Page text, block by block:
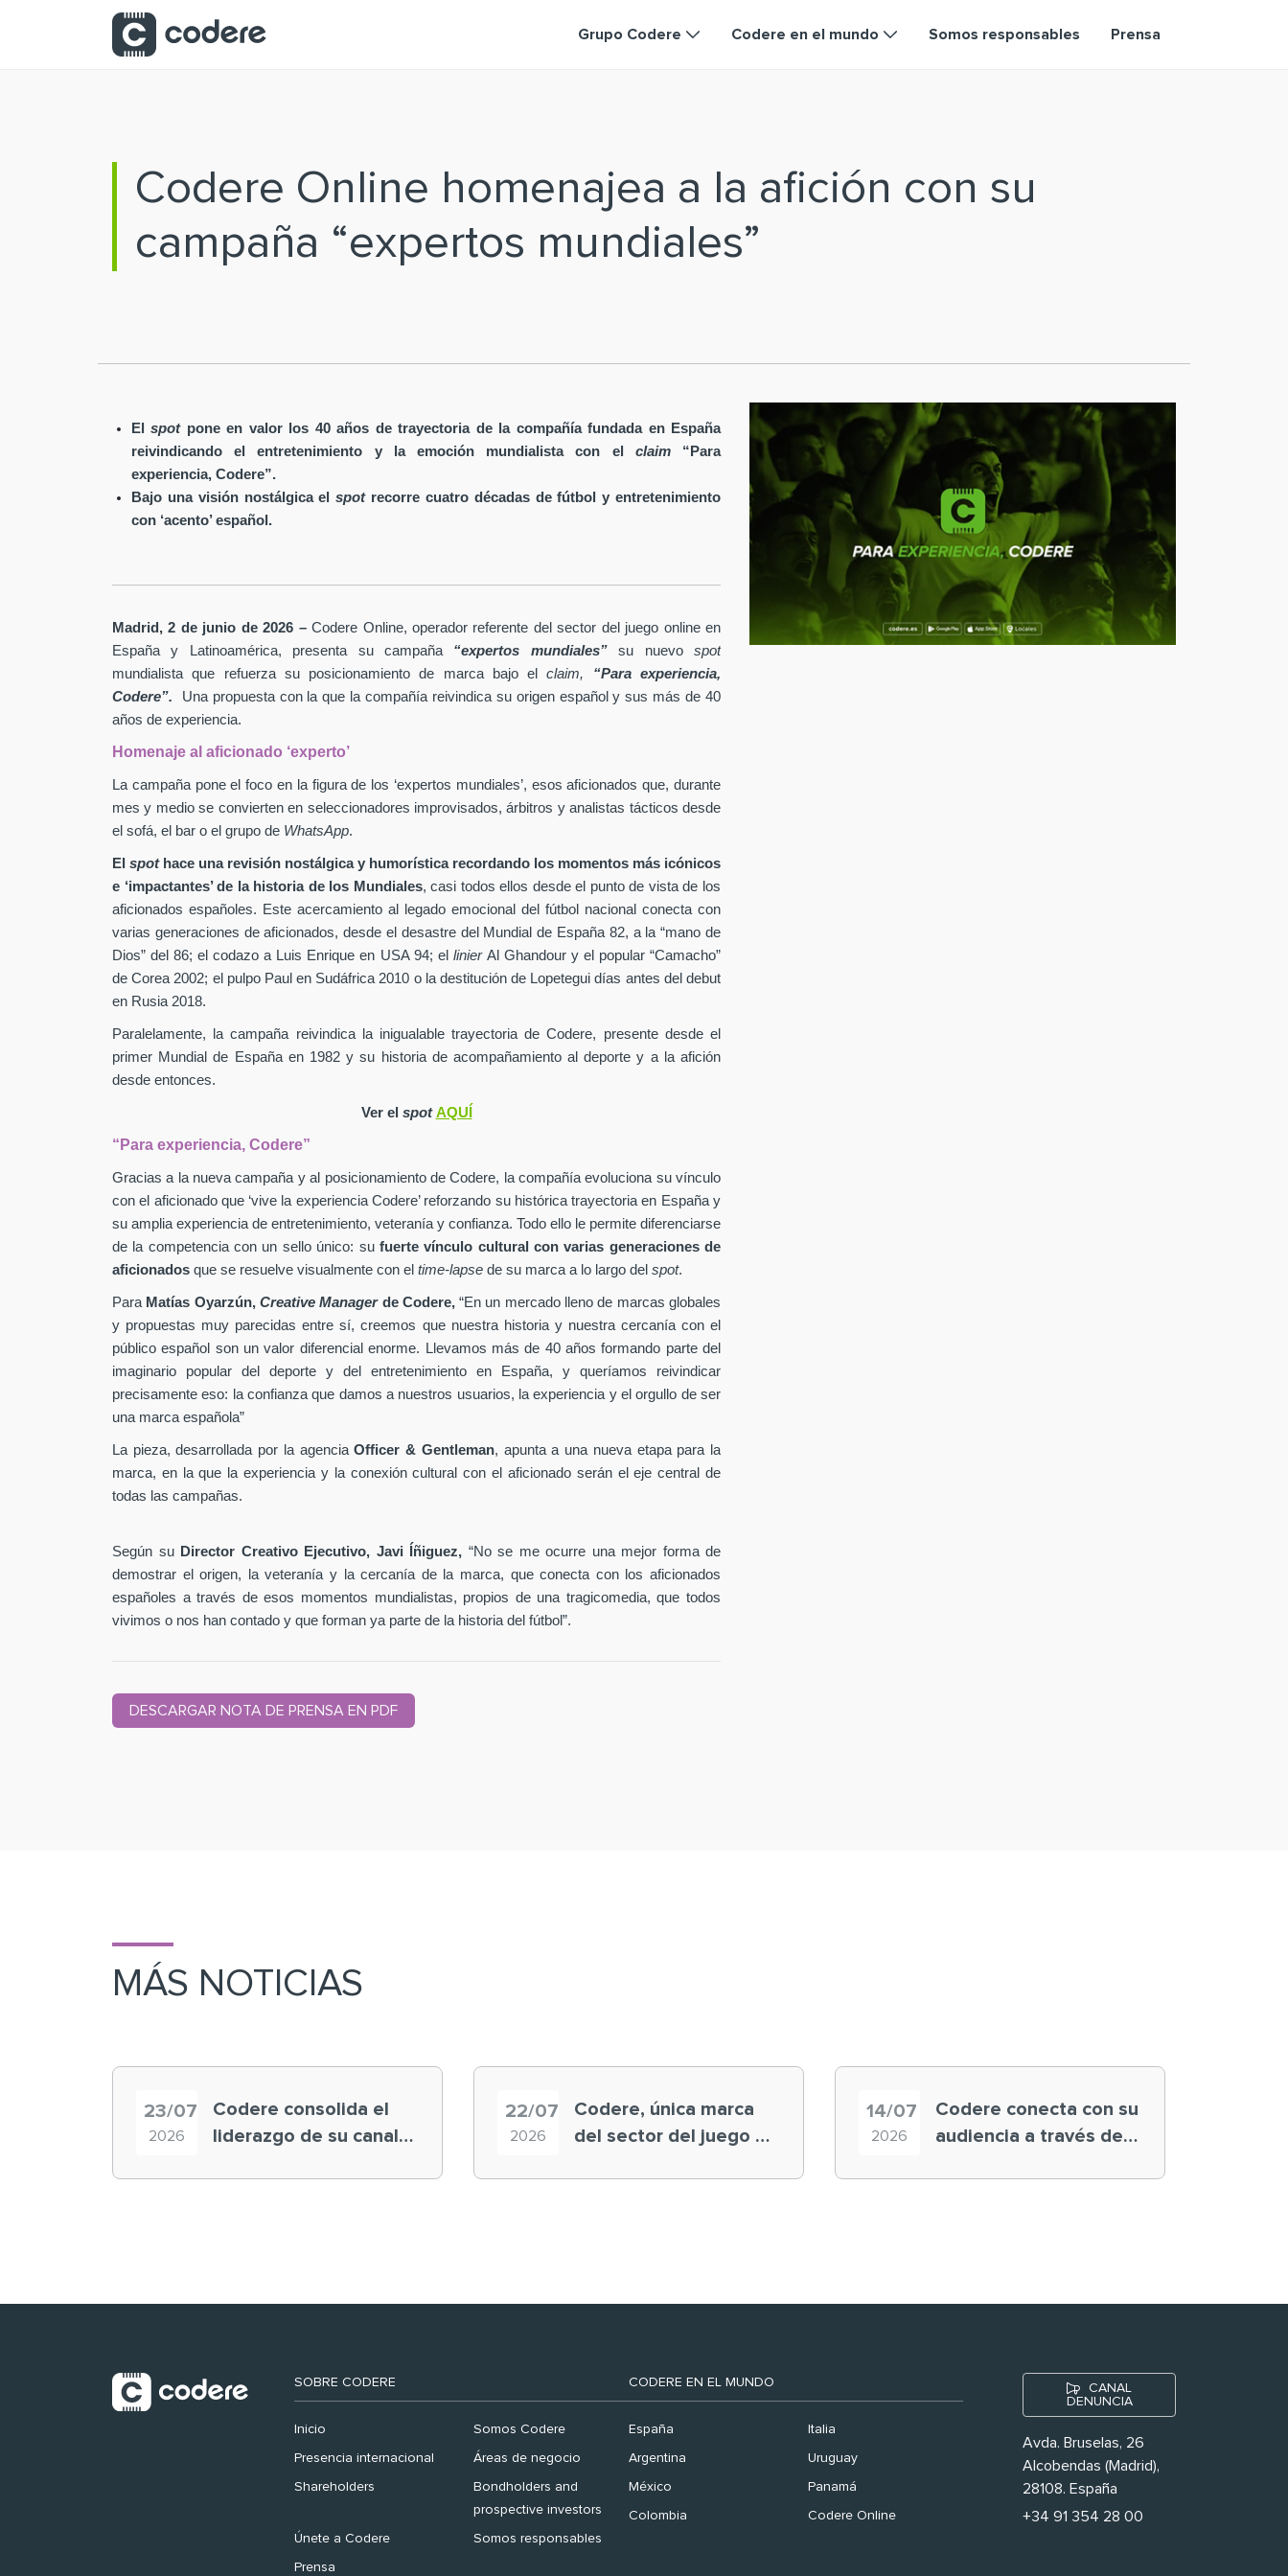
Saltar al contenido principal
Grupo Codere Codere en el mundo Somos responsables Prensa
Codere Online homenajea a la afición con su
campaña “expertos mundiales”
Elspot pone en valor los 40 años de trayectoria de la compañía fundada en España
reivindicando el entretenimiento y la emoción mundialista con el claim“Para
experiencia, Codere”.
Bajo una visión nostálgica elspotrecorre cuatro décadas de fútbol y entretenimiento
con ‘acento’ español.
Madrid, 2 de junio de 2026 –Codere Online, operador referente del sector del juego online en
España y Latinoamérica, presenta su campaña
“expertos mundiales”su nuevospot
mundialista que refuerza su posicionamiento de marca bajo elclaim,
“Para experiencia,
Codere”.
Una propuesta con la que la compañía reivindica su origen español y sus más de 40
años de experiencia.
Homenaje al aficionado ‘experto’
La campaña pone el foco en la figura de los ‘expertos mundiales’, esos aficionados que, durante
mes y medio se convierten en seleccionadores improvisados, árbitros y analistas tácticos desde
el sofá, el bar o el grupo de WhatsApp.
El spothace una revisión nostálgica y humorística recordando los momentos más icónicos
e ‘impactantes’ de la historia de los Mundiales, casi todos ellos desde el punto de vista de los
aficionados españoles. Este acercamiento al legado emocional del fútbol nacional conecta con
varias generaciones de aficionados, desde el desastre del Mundial de España 82, a la “mano de
Dios” del 86; el codazo a Luis Enrique en USA 94; el linier Al Ghandour y el popular “Camacho”
de Corea 2002; el pulpo Paul en Sudáfrica 2010 o la destitución de Lopetegui días antes del debut
en Rusia 2018.
Paralelamente, la campaña reivindica la inigualable trayectoria de Codere, presente desde el
primer Mundial de España en 1982 y su historia de acompañamiento al deporte y a la afición
desde entonces.
Ver el spotAQUÍ
“Para experiencia, Codere”
Gracias a la nueva campaña y al posicionamiento de Codere, la compañía evoluciona su vínculo
con el aficionado que ‘vive la experiencia Codere’ reforzando su histórica trayectoria en España y
su amplia experiencia de entretenimiento, veteranía y confianza. Todo ello le permite diferenciarse
de la competencia con un sello único: su fuerte vínculo cultural con varias generaciones de
aficionados que se resuelve visualmente con el time-lapse de su marca a lo largo del spot.
Para Matías Oyarzún, Creative Managerde Codere,“En un mercado lleno de marcas globales
y propuestas muy parecidas entre sí, creemos que nuestra historia y nuestra cercanía con el
público español son un valor diferencial enorme. Llevamos más de 40 años formando parte del
imaginario popular del deporte y del entretenimiento en España, y queríamos reivindicar
precisamente eso: la confianza que damos a nuestros usuarios, la experiencia y el orgullo de ser
una marca española”
La pieza, desarrollada por la agenciaOfficer & Gentleman, apunta a una nueva etapa para la
marca, en la que la experiencia y la conexión cultural con el aficionado serán el eje central de
todas las campañas.
Según su Director Creativo Ejecutivo, Javi Íñiguez, “No se me ocurre una mejor forma de
demostrar el origen, la veteranía y la cercanía de la marca, que conecta con los aficionados
españoles a través de esos momentos mundialistas, propios de una tragicomedia, que todos
vivimos o nos han contado y que forman ya parte de la historia del fútbol”.
DESCARGAR NOTA DE PRENSA EN PDF
MÁS NOTICIAS
23/07
2026
Codere consolida el
liderazgo de su canal
22/07
2026
Codere, única marca
del sector del juego en
14/07
2026
Codere conecta con su
audiencia a través de
SOBRE CODERE
Inicio Somos Codere
Presencia internacional Áreas de negocio
Shareholders
Bondholders and
prospective investors
Únete a Codere Somos responsables
Prensa
CODERE EN EL MUNDO
España Italia
Argentina Uruguay
México Panamá
Colombia Codere Online
CANAL
DENUNCIA
Avda. Bruselas, 26
Alcobendas (Madrid),
28108. España
+34 91 354 28 00